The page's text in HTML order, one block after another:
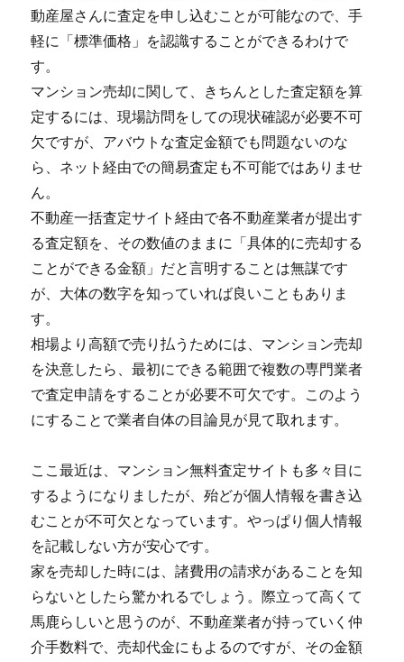
動産屋さんに査定を申し込むことが可能なので、手
軽に「標準価格」を認識することができるわけで
す。
マンション売却に関して、きちんとした査定額を算
定するには、現場訪問をしての現状確認が必要不可
欠ですが、アバウトな査定金額でも問題ないのな
ら、ネット経由での簡易査定も不可能ではありませ
ん。
不動産一括査定サイト経由で各不動産業者が提出す
る査定額を、その数値のままに「具体的に売却する
ことができる金額」だと言明することは無謀です
が、大体の数字を知っていれば良いこともありま
す。
相場より高額で売り払うためには、マンション売却
を決意したら、最初にできる範囲で複数の専門業者
で査定申請をすることが必要不可欠です。このよう
にすることで業者自体の目論見が見て取れます。
ここ最近は、マンション無料査定サイトも多々目に
するようになりましたが、殆どが個人情報を書き込
むことが不可欠となっています。やっぱり個人情報
を記載しない方が安心です。
家を売却した時には、諸費用の請求があることを知
らないとしたら驚かれるでしょう。際立って高くて
馬鹿らしいと思うのが、不動産業者が持っていく仲
介手数料で、売却代金にもよるのですが、その金額